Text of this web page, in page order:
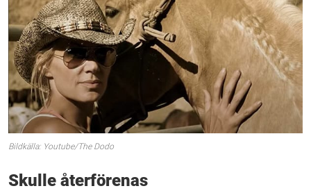
Bildkälla: Youtube/The Dodo
Skulle återförenas